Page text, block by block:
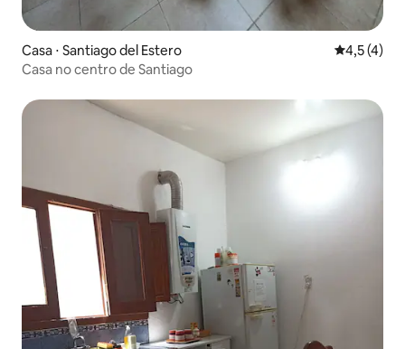
Casa ⋅ Santiago del Estero 4,5 de
4,5 (4)
Casa no centro de Santiago